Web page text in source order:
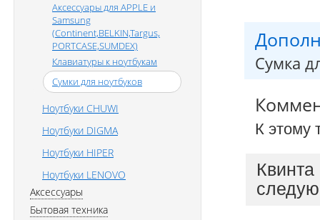
Сумка
К этому
Аксессуары для APPLE и
Samsung
(Continent,BELKIN,Targus,
PORTCASE,SUMDEX)
Клавиатуры к ноутбукам
Сумки для ноутбуков
Ноутбуки CHUWI
Ноутбуки DIGMA
Ноутбуки HIPER
Ноутбуки LENOVO
Аксессуары
Бытовая техника